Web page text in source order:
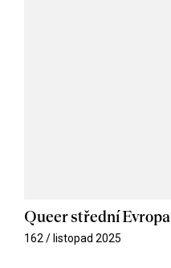
Queer střední Evropa
162 / listopad 2025